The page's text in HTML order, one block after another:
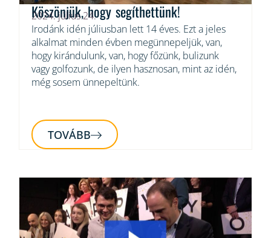
Köszönjük, hogy segíthettünk!
2024. július 24.
Irodánk idén júliusban lett 14 éves. Ezt a jeles
alkalmat minden évben megünnepeljük, van,
hogy kirándulunk, van, hogy főzünk, bulizunk
vagy golfozunk, de ilyen hasznosan, mint az idén,
még sosem ünnepeltünk.
TOVÁBB